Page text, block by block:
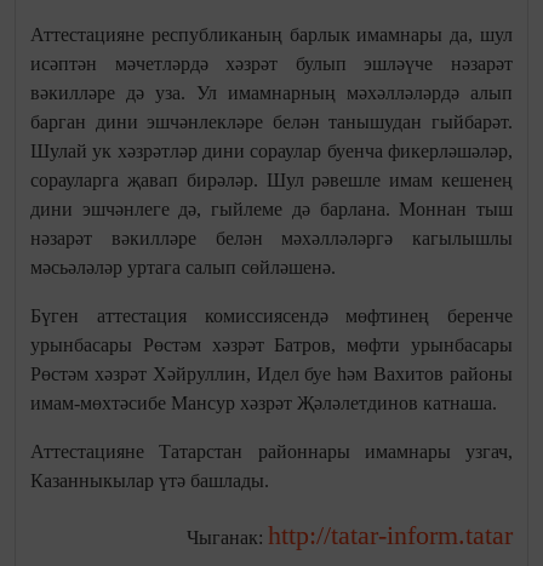
Аттестацияне республиканың барлык имамнары да, шул
исәптән мәчетләрдә хәзрәт булып эшләүче нәзарәт
вәкилләре дә уза. Ул имамнарның мәхәлләләрдә алып
барган дини эшчәнлекләре белән танышудан гыйбарәт.
Шулай ук хәзрәтләр дини сораулар буенча фикерләшәләр,
сорауларга җавап бирәләр. Шул рәвешле имам кешенең
дини эшчәнлеге дә, гыйлеме дә барлана. Моннан тыш
нәзарәт вәкилләре белән мәхәлләләргә кагылышлы
мәсьәләләр уртага салып сөйләшенә.
Бүген аттестация комиссиясендә мөфтинең беренче
урынбасары Рөстәм хәзрәт Батров, мөфти урынбасары
Рөстәм хәзрәт Хәйруллин, Идел буе һәм Вахитов районы
имам-мөхтәсибе Мансур хәзрәт Җәләлетдинов катнаша.
Аттестацияне Татарстан районнары имамнары узгач,
Казанныкылар үтә башлады.
Чыганак: http://tatar-inform.tatar